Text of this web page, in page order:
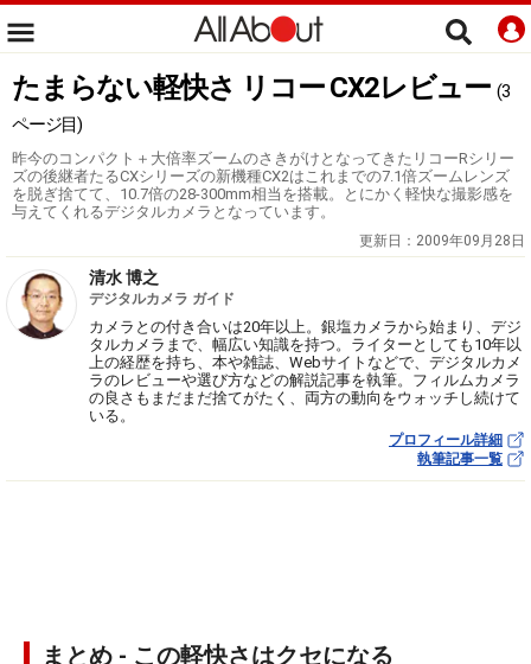
たまらない軽快さ リコー CX2レビュー (3
ページ目)
昨今のコンパクト＋大倍率ズームのさきがけとなってきたリコーRシリー
ズの後継者たるCXシリーズの新機種CX2はこれまでの7.1倍ズームレンズ
を脱ぎ捨てて、10.7倍の28-300mm相当を搭載。とにかく軽快な撮影感を
与えてくれるデジタルカメラとなっています。
更新日： 2009年09月28日
清水 博之
デジタルカメラ ガイド
カメラとの付き合いは20年以上。銀塩カメラから始まり、デジ
タルカメラまで、幅広い知識を持つ。ライターとしても10年以
上の経歴を持ち、本や雑誌、Webサイトなどで、デジタルカメ
ラのレビューや選び方などの解説記事を執筆。フィルムカメラ
の良さもまだまだ捨てがたく、両方の動向をウォッチし続けて
いる。
プロフィール詳細
執筆記事一覧
まとめ - この軽快さはクセになる